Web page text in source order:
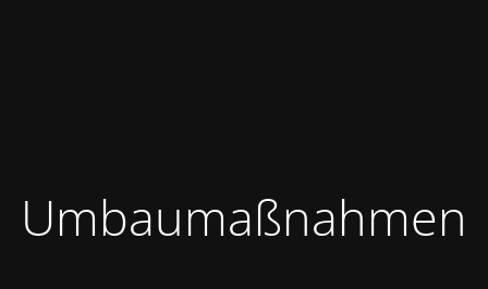
Umbaumaßnahmen